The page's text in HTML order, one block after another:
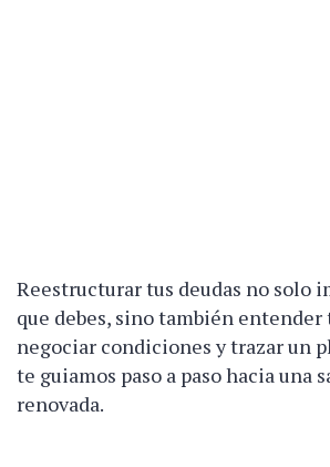
Reestructurar tus deudas no solo
que debes, sino también entender
negociar condiciones y trazar un
te guiamos paso a paso hacia una
renovada.